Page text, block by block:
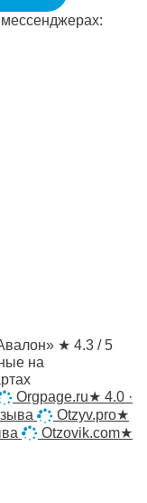
★ 4.3 / 5
на
Orgpage.ru★ 4.0 ·
Otzyv.pro★
Otzovik.com★